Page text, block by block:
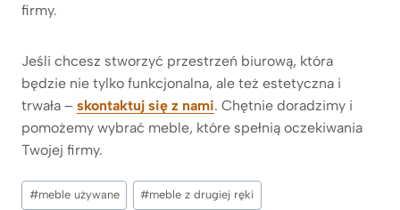
firmy.
Jeśli chcesz stworzyć przestrzeń biurową, która
będzie nie tylko funkcjonalna, ale też estetyczna i
trwała – skontaktuj się z nami. Chętnie doradzimy i
pomożemy wybrać meble, które spełnią oczekiwania
Twojej firmy.
Tagi
#meble używane #meble z drugiej ręki